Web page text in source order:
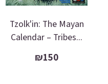
Tzolk'in: The Mayan
Calendar – Tribes...
₪150